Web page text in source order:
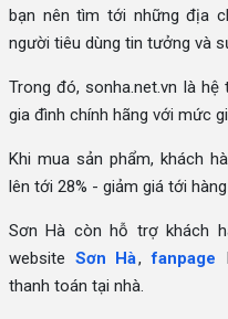
bạn nên tìm tới những địa
người tiêu dùng tin tưởng và
Trong đó, sonha.net.vn là
gia đình chính hãng với mức
Khi mua sản phẩm, khách
lên tới 28% - giảm giá tới
Sơn Hà còn hỗ trợ khách
website Sơn Hà, fanpage
thanh toán tại nhà.